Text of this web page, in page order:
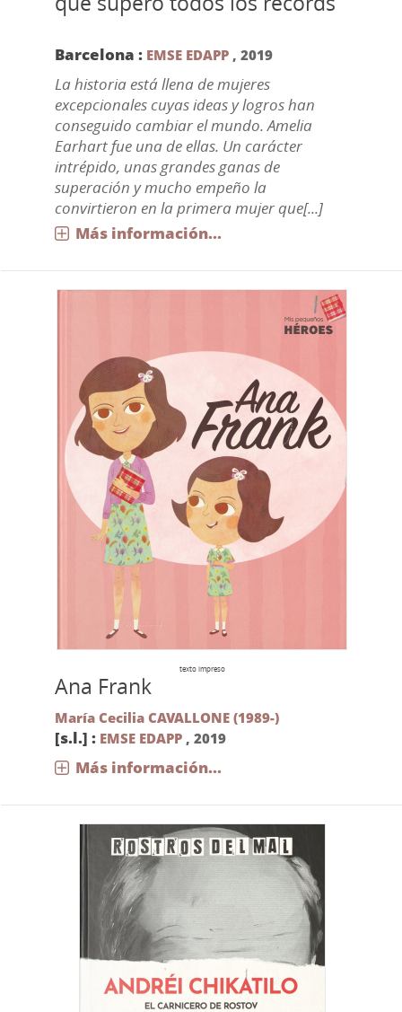
Barcelona : EMSE EDAPP, 2019
La historia está llena de mujeres
excepcionales cuyas ideas y logros han
conseguido cambiar el mundo. Amelia
Earhart fue una de ellas. Un carácter
intrépido, unas grandes ganas de
superación y mucho empeño la
convirtieron en la primera mujer que[...]
Más información...
texto impreso
Ana Frank
María Cecilia CAVALLONE (1989-)
[s.l.] : EMSE EDAPP, 2019
Más información...